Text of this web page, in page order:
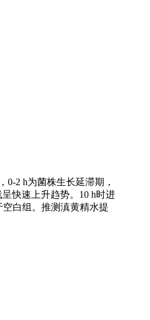
0-2 h为菌株生长延滞期，
快速上升趋势。10 h时进
空白组。推测滇黄精水提